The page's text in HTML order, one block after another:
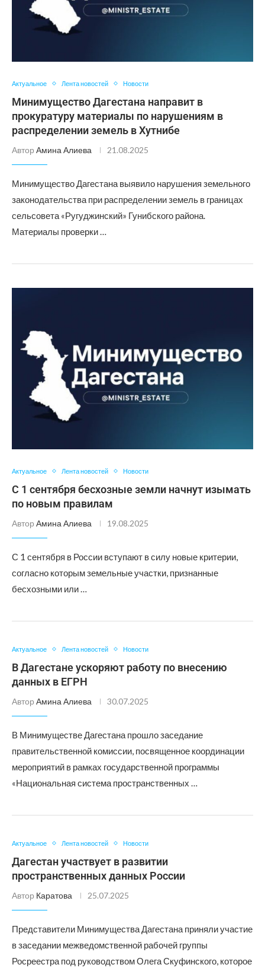
Актуальное Лента новостей Новости
Минимущество Дагестана направит в
прокуратуру материалы по нарушениям в
распределении земель в Хутнибе
Автор Амина Алиева 21.08.2025
Минимущество Дагестана выявило нарушения земельного
законодательства при распределении земель в границах
сельсовета «Ругуджинский» Гунибского района.
Материалы проверки …
Актуальное Лента новостей Новости
С 1 сентября бесхозные земли начнут изымать
по новым правилам
Автор Амина Алиева 19.08.2025
С 1 сентября в России вступают в силу новые критерии,
согласно которым земельные участки, признанные
бесхозными или …
Актуальное Лента новостей Новости
В Дагестане ускоряют работу по внесению
данных в ЕГРН
Автор Амина Алиева 30.07.2025
В Минимуществе Дагестана прошло заседание
правительственной комиссии, посвященное координации
мероприятий в рамках государственной программы
«Национальная система пространственных …
Актуальное Лента новостей Новости
Дагестан участвует в развитии
пространственных данных России
Автор Каратова 25.07.2025
Представители Минимущества Дагестана приняли участие
в заседании межведомственной рабочей группы
Росреестра под руководством Олега Скуфинского, которое